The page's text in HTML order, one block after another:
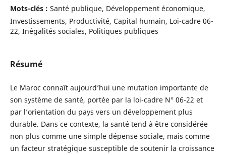
Mots-clés : Santé publique, Développement économique,
Investissements, Productivité, Capital humain, Loi-cadre 06-
22, Inégalités sociales, Politiques publiques
Résumé
Le Maroc connaît aujourd’hui une mutation importante de
son système de santé, portée par la loi-cadre N° 06-22 et
par l’orientation du pays vers un développement plus
durable. Dans ce contexte, la santé tend à être considérée
non plus comme une simple dépense sociale, mais comme
un facteur stratégique susceptible de soutenir la croissance